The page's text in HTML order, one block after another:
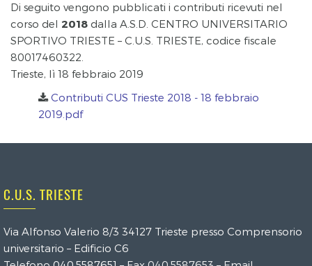
Di seguito vengono pubblicati i contributi ricevuti nel
corso del 2018 dalla A.S.D. CENTRO UNIVERSITARIO
SPORTIVO TRIESTE – C.U.S. TRIESTE, codice fiscale
80017460322.
Trieste, lì 18 febbraio 2019
Contributi CUS Trieste 2018 - 18 febbraio
2019.pdf
C.U.S. TRIESTE
Via Alfonso Valerio 8/3 34127 Trieste presso Comprensorio
universitario – Edificio C6